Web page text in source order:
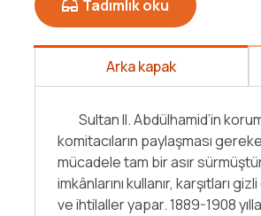
Tadımlık oku
Arka kapak
Bu kitap, Osmanlı Devleti'nin
"Selanik Üçlemesi"nin
Alkan'ın akıcı üslubuyla
göstermeye başladıkları 1889
çözülme sürecini anlatıyor.